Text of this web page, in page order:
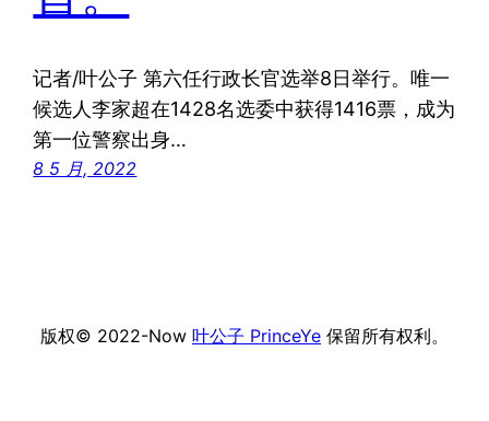
记者/叶公子 第六任行政长官选举8日举行。唯一
候选人李家超在1428名选委中获得1416票，成为
第一位警察出身…
8 5 月, 2022
版权© 2022-Now 叶公子 PrinceYe 保留所有权利。